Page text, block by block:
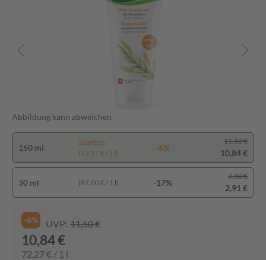
Abbildung kann abweichen
150 ml
Spartipp
(72,27 € / 1 l)
-6%
11,50 €
10,84 €
30 ml (97,00 € / 1 l) -17%
3,50 €
2,91 €
-6% UVP: 11,50 €
10,84 €
72,27 € / 1 l